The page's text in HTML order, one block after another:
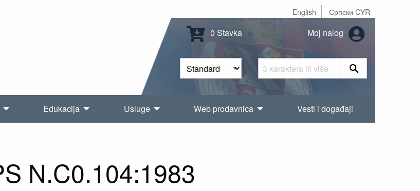
English Српски CYR
0 Stavka Moj nalog
Edukacija Usluge Web prodavnica Vesti i događaji
N.C0.104:1983